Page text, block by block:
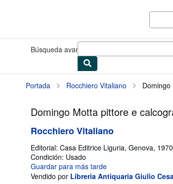
Búsqueda avanzada
Portada Rocchiero Vitaliano
Domingo Motta pittore e
Rocchiero Vitaliano
Editorial: Casa Editrice Liguria, Genova, 1970
Condición: Usado
Guardar para más tarde
Vendido por Libreria Antiquaria Giulio